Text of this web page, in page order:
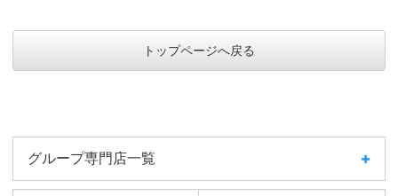
トップページへ戻る
グループ専門店一覧